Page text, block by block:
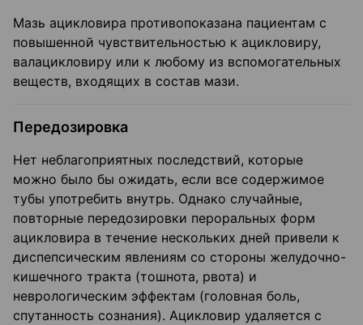
Мазь ацикловира противопоказана пациентам с
повышенной чувствительностью к ацикловиру,
валацикловиру или к любому из вспомогательных
веществ, входящих в состав мази.
Передозировка
Нет неблагоприятных последствий, которые
можно было бы ожидать, если все содержимое
тубы употребить внутрь. Однако случайные,
повторные передозировки пероральных форм
ацикловира в течение нескольких дней привели к
диспепсическим явлениям со стороны желудочно-
кишечного тракта (тошнота, рвота) и
неврологическим эффектам (головная боль,
спутанность сознания). Ацикловир удаляется с